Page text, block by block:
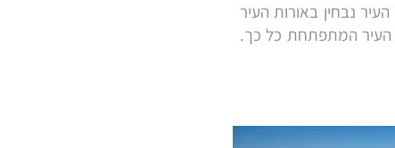
נבחין באורות העיר
העיר המתפתחת כל כך.